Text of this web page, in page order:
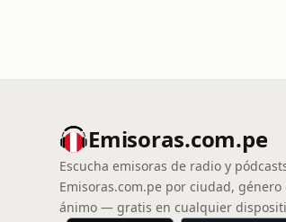
Emisoras.com.pe
Escucha emisoras de radio y
Emisoras.com.pe por ciudad, género
ánimo — gratis en cualquier